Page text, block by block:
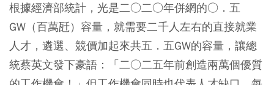
根據經濟部統計，光是二○二○年併網的○．五
GW（百萬瓩）容量，就需要二千人左右的直接就業
人才，遴選、競價加起來共五．五GW的容量，讓總
統蔡英文發下豪語：「二○二五年前創造兩萬個優質